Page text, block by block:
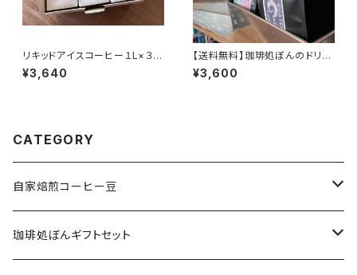
リキッドアイスコーヒー１L×３本
入り ギフトボックス
¥3,640
【送料無料】珈琲処ぼんのドリッ
プバッグ全種セット
¥3,600
CATEGORY
自家焙煎コーヒー豆
珈琲処ぼんオリジナルブレンド
珈琲処ぼんギフトセット